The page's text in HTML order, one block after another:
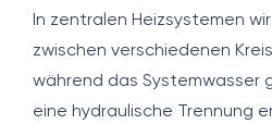
In zentralen Heizsystemen
zwischen verschiedenen
während das Systemwasser
eine hydraulische Trennung